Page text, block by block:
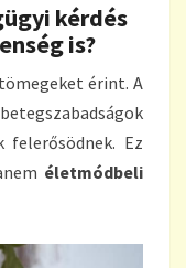
kérdés
is?
érint. A
Ez
életmódbeli